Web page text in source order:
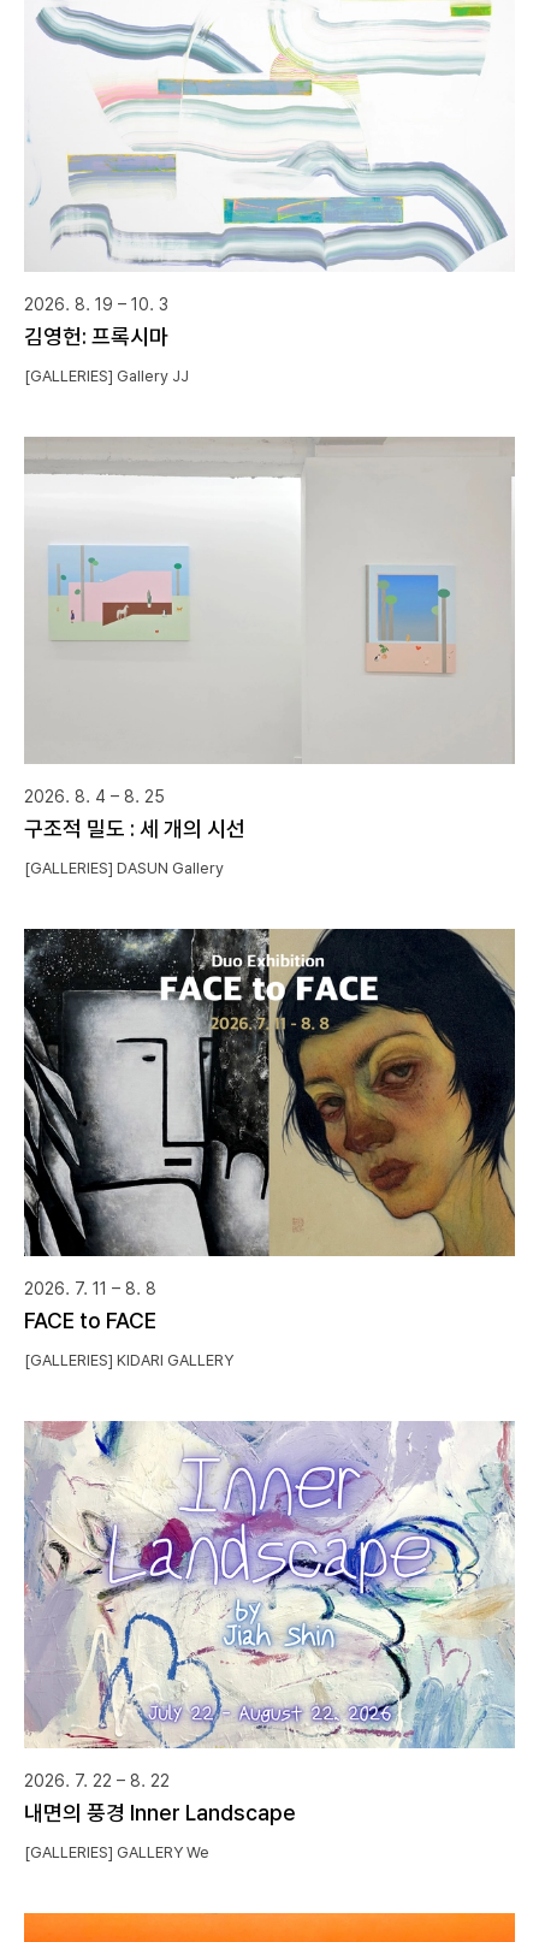
2026. 8. 19 – 10. 3
김영헌: 프록시마
[GALLERIES] Gallery JJ
2026. 8. 4 – 8. 25
구조적 밀도 : 세 개의 시선
[GALLERIES] DASUN Gallery
2026. 7. 11 – 8. 8
FACE to FACE
[GALLERIES] KIDARI GALLERY
2026. 7. 22 – 8. 22
내면의 풍경 Inner Landscape
[GALLERIES] GALLERY We